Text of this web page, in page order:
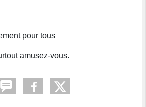
pour tous
amusez-vous.